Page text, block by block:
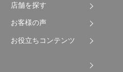
店舗を探す
お客様の声
お役立ちコンテンツ